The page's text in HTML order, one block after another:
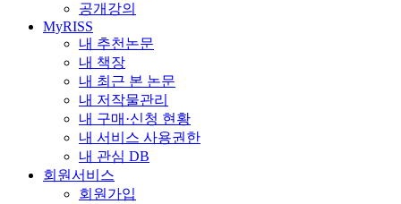
공개강의
MyRISS
내 추천논문
내 책장
내 최근 본 논문
내 저작물관리
내 구매·신청 현황
내 서비스 사용권한
내 관심 DB
회원서비스
회원가입